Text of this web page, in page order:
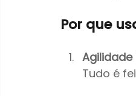
Por que
Tudo é